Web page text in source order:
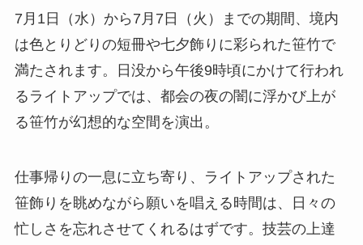
7月1日（水）から7月7日（火）までの期間、境内
は色とりどりの短冊や七夕飾りに彩られた笹竹で
満たされます。日没から午後9時頃にかけて行われ
るライトアップでは、都会の夜の闇に浮かび上が
る笹竹が幻想的な空間を演出。
仕事帰りの一息に立ち寄り、ライトアップされた
笹飾りを眺めながら願いを唱える時間は、日々の
忙しさを忘れさせてくれるはずです。技芸の上達